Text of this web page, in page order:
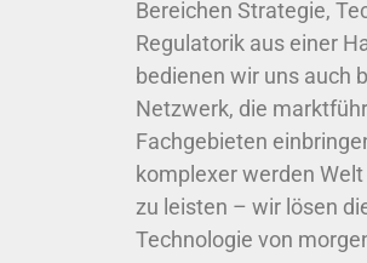
Bereichen Strategie,
Regulatorik aus einer
bedienen wir uns auch
Netzwerk, die
Fachgebieten
komplexer werden
zu leisten – wir lösen
Technologie von